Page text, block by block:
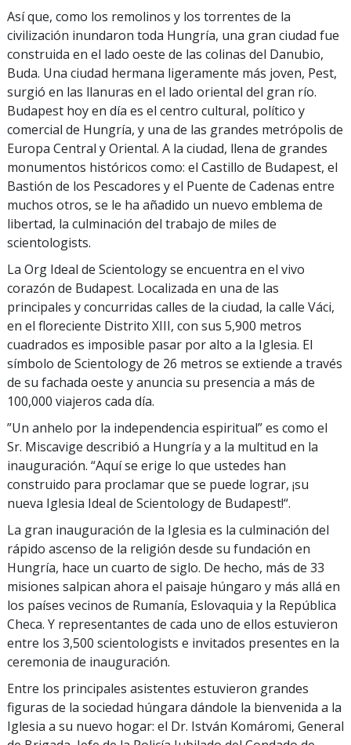
Así que, como los remolinos y los torrentes de la
civilización inundaron toda Hungría, una gran ciudad fue
construida en el lado oeste de las colinas del Danubio,
Buda. Una ciudad hermana ligeramente más joven, Pest,
surgió en las llanuras en el lado oriental del gran río.
Budapest hoy en día es el centro cultural, político y
comercial de Hungría, y una de las grandes metrópolis de
Europa Central y Oriental. A la ciudad, llena de grandes
monumentos históricos como: el Castillo de Budapest, el
Bastión de los Pescadores y el Puente de Cadenas entre
muchos otros, se le ha añadido un nuevo emblema de
libertad, la culminación del trabajo de miles de
scientologists.
La Org Ideal de Scientology se encuentra en el vivo
corazón de Budapest. Localizada en una de las
principales y concurridas calles de la ciudad, la calle Váci,
en el floreciente Distrito XIII, con sus 5,900 metros
cuadrados es imposible pasar por alto a la Iglesia. El
símbolo de Scientology de 26 metros se extiende a través
de su fachada oeste y anuncia su presencia a más de
100,000 viajeros cada día.
”Un anhelo por la independencia espiritual” es como el
Sr. Miscavige describió a Hungría y a la multitud en la
inauguración. “Aquí se erige lo que ustedes han
construido para proclamar que se puede lograr, ¡su
nueva Iglesia Ideal de Scientology de Budapest!“.
La gran inauguración de la Iglesia es la culminación del
rápido ascenso de la religión desde su fundación en
Hungría, hace un cuarto de siglo. De hecho, más de 33
misiones salpican ahora el paisaje húngaro y más allá en
los países vecinos de Rumanía, Eslovaquia y la República
Checa. Y representantes de cada uno de ellos estuvieron
entre los 3,500 scientologists e invitados presentes en la
ceremonia de inauguración.
Entre los principales asistentes estuvieron grandes
figuras de la sociedad húngara dándole la bienvenida a la
Iglesia a su nuevo hogar: el Dr. István Komáromi, General